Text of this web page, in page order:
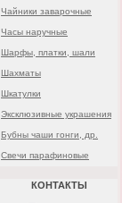
Чайники заварочные
Часы наручные
Шарфы, платки, шали
Шахматы
Шкатулки
Эксклюзивные украшения
Бубны чаши гонги, др.
Свечи парафиновые
КОНТАКТЫ